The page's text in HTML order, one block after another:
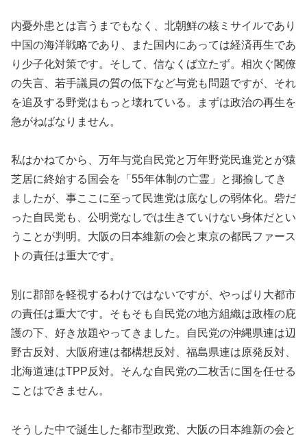
内憂外患とは言うまでもなく、北朝鮮の核ミサイルであり
中国の海洋戦略であり、また国内にあっては経済再生であ
り少子化対策です。そして、信なくば立たず。相次ぐ閣僚
の失言、若手議員の質の低下など与党も問題ですが、それ
を追及する野党はもっと壊れている。まずは政治の再生を
急がねばなりません。
私はかねてから、万年与党自民党と万年野党民進党とが猿
芝居に終始する国会を「55年体制の亡霊」と揶揄してき
ましたが、事ここに至って民進党は底なしの弱体化。砦だ
った自民党も、公明党なしでは生きていけない身体だとい
うことが判明。大阪の日本維新の会と東京の都民ファース
トの責任は重大です。
別に郡部を軽視するわけではないですが、やっぱり大都市
の責任は重大です。そもそも自民党の地方組織は政権の庇
護の下、好き放題やってきました。自民党の沖縄県連は辺
野古反対、大阪府連は都構想反対、福島県連は原発反対、
北海道連はTPP反対。そんな自民党の二枚舌に国を任せる
ことはできません。
そうした中で誕生した都市型政党、大阪の日本維新の会と